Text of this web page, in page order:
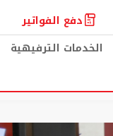
دفع الفواتير
الخدمات الترفيهية